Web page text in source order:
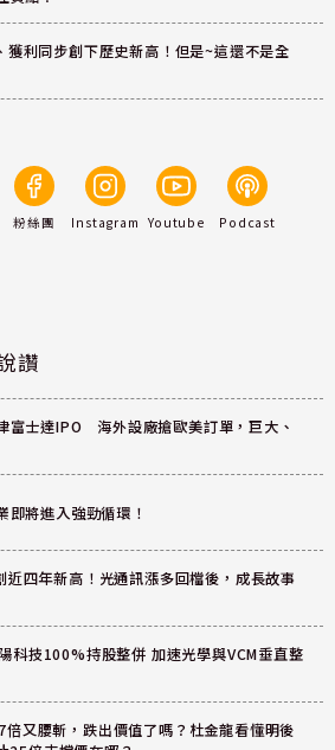
利同步創下歷史新高！但是~這還不是全
粉絲團 Instagram Youtube Podcast
讚
富士達IPO 海外設廠搶歐美訂單，巨大、
即將進入強勁循環！
四年新高！光通訊漲多回檔後，成長故事
科技100%持股整併 加速光學與VCM垂直整
又腰斬，跌出價值了嗎？杜金龍看懂明後